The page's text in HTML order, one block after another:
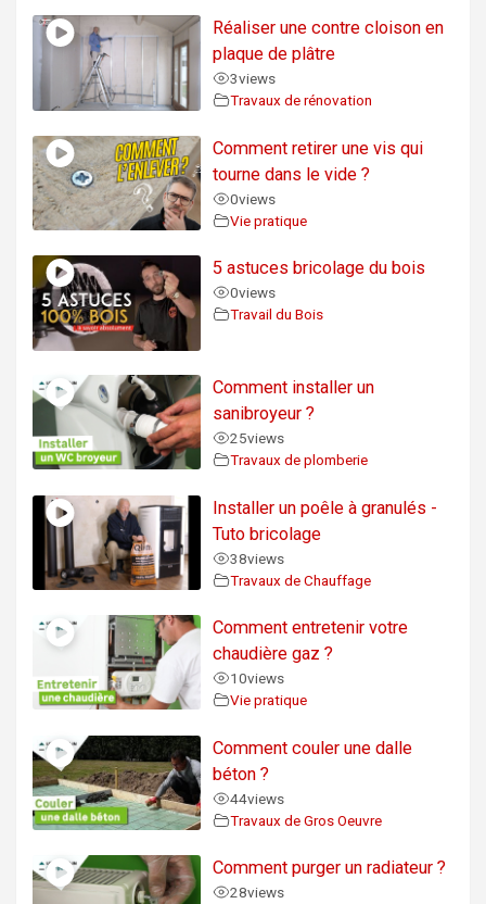
Réaliser une contre cloison en
plaque de plâtre
3views
Travaux de rénovation
Comment retirer une vis qui
tourne dans le vide ?
0views
Vie pratique
5 astuces bricolage du bois
0views
Travail du Bois
Comment installer un
sanibroyeur ?
25views
Travaux de plomberie
Installer un poêle à granulés -
Tuto bricolage
38views
Travaux de Chauffage
Comment entretenir votre
chaudière gaz ?
10views
Vie pratique
Comment couler une dalle
béton ?
44views
Travaux de Gros Oeuvre
Comment purger un radiateur ?
28views